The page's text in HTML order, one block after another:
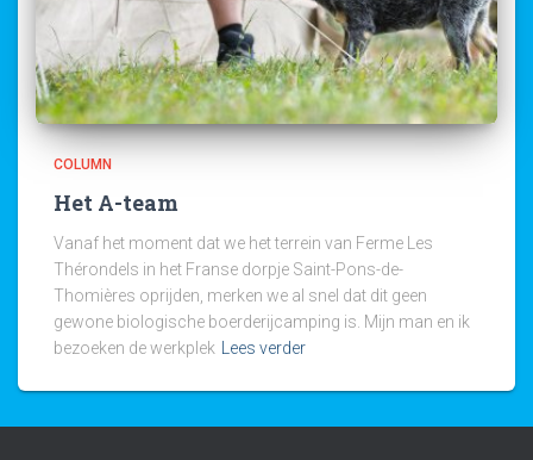
COLUMN
Het A-team
Vanaf het moment dat we het terrein van Ferme Les
Thérondels in het Franse dorpje Saint-Pons-de-
Thomières oprijden, merken we al snel dat dit geen
gewone biologische boerderijcamping is. Mijn man en ik
bezoeken de werkplek Lees verder